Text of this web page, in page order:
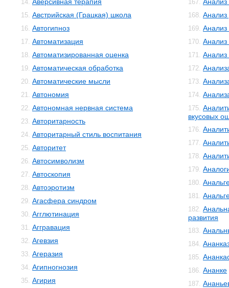
14.
15. Австрийская (Грацкая) школа
16. Автогипноз
17. Автоматизация
18. Автоматизированная оценка
19. Автоматическая обработка
20. Автоматические мысли
21. Автономия
22. Автономная нервная система
23. Авторитарность
24. Авторитарный стиль воспитания
25. Авторитет
26. Автосимволизм
27. Автоскопия
28. Автоэротизм
29. Агасфера синдром
30. Агглютинация
31. Аггравация
32. Агевзия
33. Агеразия
34. Агипногнозия
35. Агирия
167.
168. Анализ
169.
170. Анализ
171. Анализ
172.
173.
174.
175.
вкусовых
176.
177.
178.
179.
180.
181.
182.
развития
183.
184.
185.
186. Ананке
187.